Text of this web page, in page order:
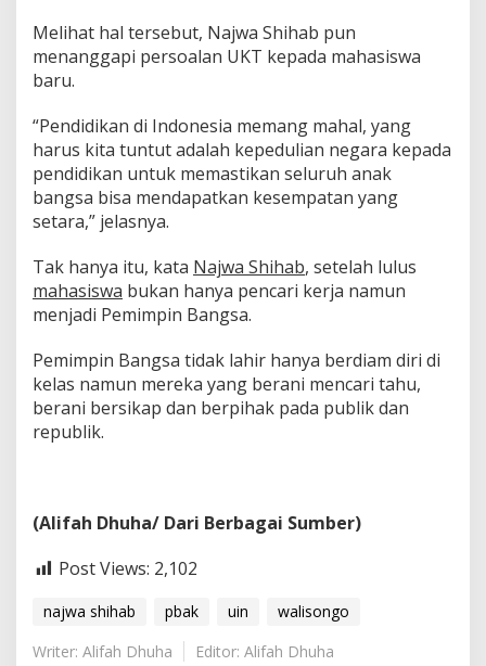
Melihat hal tersebut, Najwa Shihab pun
menanggapi persoalan UKT kepada mahasiswa
baru.
“Pendidikan di Indonesia memang mahal, yang
harus kita tuntut adalah kepedulian negara kepada
pendidikan untuk memastikan seluruh anak
bangsa bisa mendapatkan kesempatan yang
setara,” jelasnya.
Tak hanya itu, kata Najwa Shihab, setelah lulus
mahasiswa bukan hanya pencari kerja namun
menjadi Pemimpin Bangsa.
Pemimpin Bangsa tidak lahir hanya berdiam diri di
kelas namun mereka yang berani mencari tahu,
berani bersikap dan berpihak pada publik dan
republik.
(Alifah Dhuha/ Dari Berbagai Sumber)
Post Views: 2,102
najwa shihab pbak uin
walisongo
Writer: Alifah Dhuha
Editor: Alifah Dhuha